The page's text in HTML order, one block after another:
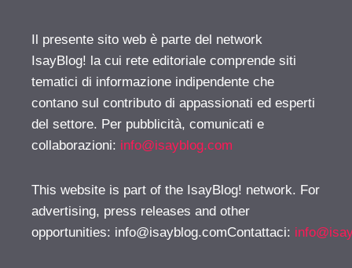
Il presente sito web è parte del network
IsayBlog! la cui rete editoriale comprende siti
tematici di informazione indipendente che
contano sul contributo di appassionati ed esperti
del settore. Per pubblicità, comunicati e
collaborazioni: info@isayblog.com
This website is part of the IsayBlog! network. For
advertising, press releases and other
opportunities: info@isayblog.comContattaci: